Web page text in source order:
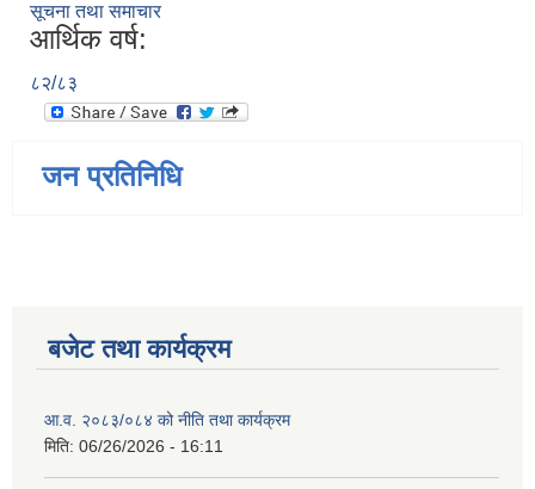
सूचना तथा समाचार
आर्थिक वर्ष:
८२/८३
जन प्रतिनिधि
बजेट तथा कार्यक्रम
आ.व. २०८३/०८४ को नीति तथा कार्यक्रम
मिति: 06/26/2026 - 16:11